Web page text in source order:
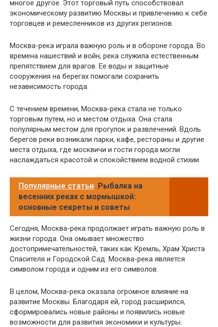
многое другое. Этот торговый путь способствовал
экономическому развитию Москвы и привлечению к себе
торговцев и ремесленников из других регионов.
Москва-река играла важную роль и в обороне города. Во
времена нашествий и войн, река служила естественным
препятствием для врагов. Ее воды и защитные
сооружения на берегах помогали сохранить
независимость города.
С течением времени, Москва-река стала не только
торговым путем, но и местом отдыха. Она стала
популярным местом для прогулок и развлечений. Вдоль
берегов реки возникали парки, кафе, рестораны и другие
места отдыха, где москвичи и гости города могли
наслаждаться красотой и спокойствием водной стихии.
Популярные статьи Рыбалка на
весенних реках с мормышкой:
основные секреты и советы
Сегодня, Москва-река продолжает играть важную роль в
жизни города. Она омывает множество
достопримечательностей, таких как Кремль, Храм Христа
Спасителя и Городской Сад. Москва-река является
символом города и одним из его символов.
В целом, Москва-река оказала огромное влияние на
развитие Москвы. Благодаря ей, город расширился,
сформировались новые районы и появились новые
возможности для развития экономики и культуры.